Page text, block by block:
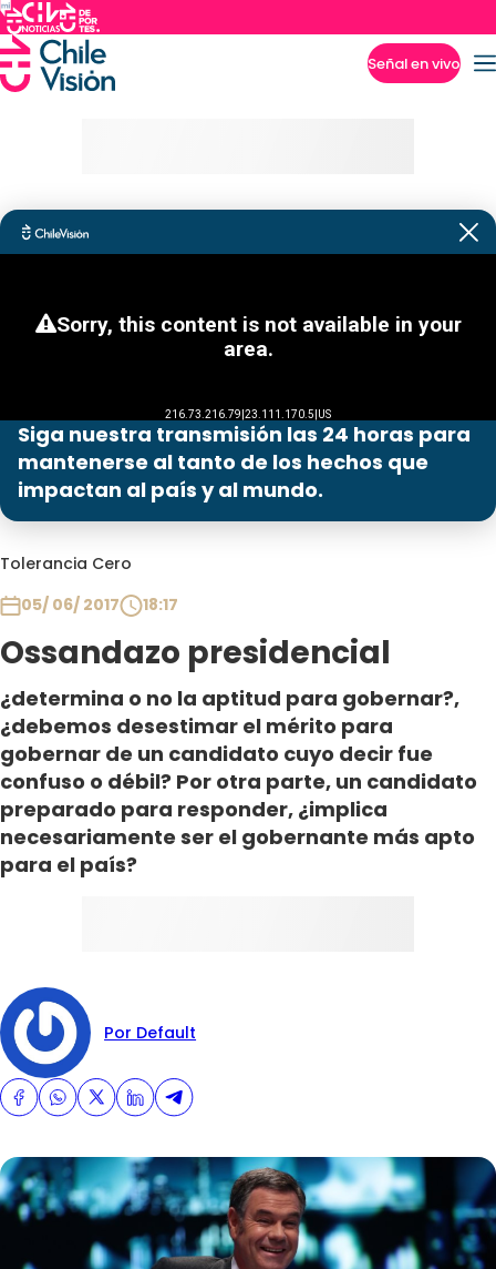
Señal en vivo
Siga nuestra transmisión las 24 horas para
mantenerse al tanto de los hechos que
impactan al país y al mundo.
Tolerancia Cero
05/ 06/ 2017
18:17
Ossandazo presidencial
¿determina o no la aptitud para gobernar?,
¿debemos desestimar el mérito para
gobernar de un candidato cuyo decir fue
confuso o débil? Por otra parte, un candidato
preparado para responder, ¿implica
necesariamente ser el gobernante más apto
para el país?
Por Default
Programas
Club De La Comedia
Contigo en Directo
Plan Perfecto
El Tiempo
Sabingo
Todos Los Programas